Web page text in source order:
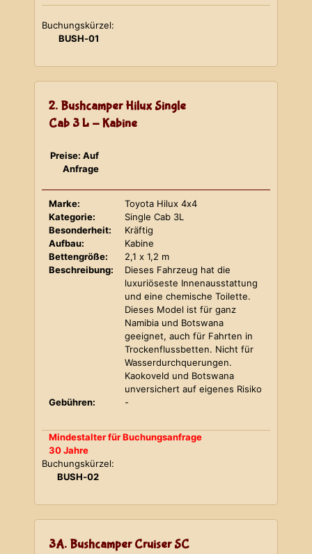
Buchungskürzel:
BUSH-01
2. Bushcamper Hilux Single
Cab 3 L - Kabine
Preise: Auf
Anfrage
Marke:
Toyota Hilux 4x4
Kategorie:
Single Cab 3L
Besonderheit:
Kräftig
Aufbau:
Kabine
Bettengröße:
2,1 x 1,2 m
Beschreibung:
Dieses Fahrzeug hat die
luxuriöseste Innenausstattung
und eine chemische Toilette.
Dieses Model ist für ganz
Namibia und Botswana
geeignet, auch für Fahrten in
Trockenflussbetten. Nicht für
Wasserdurchquerungen.
Kaokoveld und Botswana
unversichert auf eigenes Risiko
Gebühren:
-
Mindestalter für Buchungsanfrage
30 Jahre
Buchungskürzel:
BUSH-02
3A. Bushcamper Cruiser SC